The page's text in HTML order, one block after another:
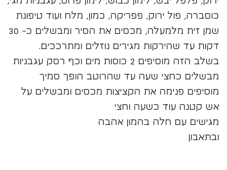
כוסברה, פול ירוק, פפריקה, כמון, מלח ועוד טיפונת
שמן זית מלמעלה, מכסים את הסיר ומבשלים כ- 30
דקות עד שהירקות מגירים נוזלים ומתרככים.
בשלב הזה מוסיפים 2 כוסות מים וכף רסק עגבניות
מבשלים כחצי שעה עד שהרוטב הופך סמיך
מוסיפים פנימה את הקציצות מכסים ומבשלים על
אש קטנה עוד כשעה וחצי
מגישים עם חלה בהמון אהבה
ובתאבון